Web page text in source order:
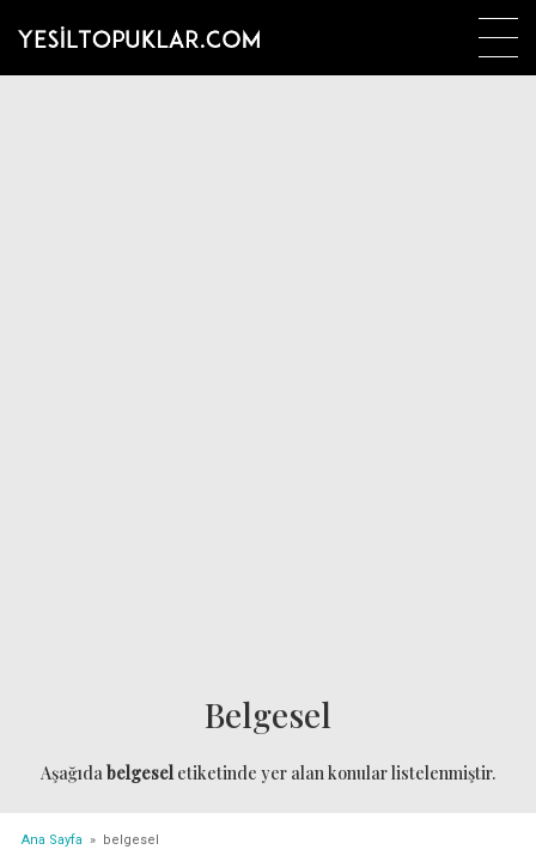
Belgesel
Aşağıdabelgeseletiketinde yer alan konular listelenmiştir.
Ana Sayfa » belgesel